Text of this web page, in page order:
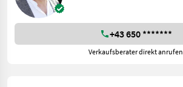
+43 650 *******
Verkaufsberater direkt anrufen